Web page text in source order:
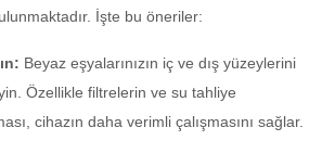
İşte bu öneriler:
Beyaz eşyalarınızın iç ve dış yüzeylerini
Özellikle filtrelerin ve su tahliye
cihazın daha verimli çalışmasını sağlar.